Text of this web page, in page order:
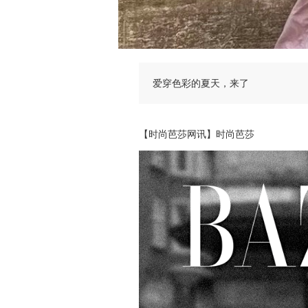
爱穿色彩的夏天，来了
【时尚芭莎网讯】时尚芭莎